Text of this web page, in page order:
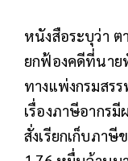
หนังสือระบุว่า
ยกฟ้องคดีที่นา
ทางแพ่งกรมสร
เรื่องภาษีอากร
สั่งเรียกเก็บภา